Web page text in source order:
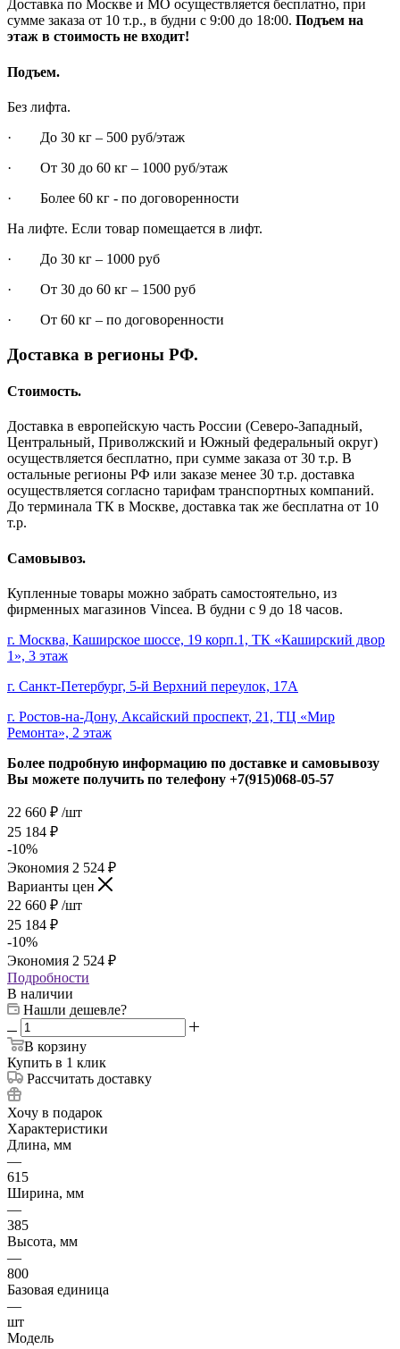
Доставка по Москве и МО осуществляется бесплатно, при
сумме заказа от 10 т.р., в будни с 9:00 до 18:00. Подъем на
этаж в стоимость не входит!
Подъем.
Без лифта.
· До 30 кг – 500 руб/этаж
· От 30 до 60 кг – 1000 руб/этаж
· Более 60 кг - по договоренности
На лифте. Если товар помещается в лифт.
· До 30 кг – 1000 руб
· От 30 до 60 кг – 1500 руб
· От 60 кг – по договоренности
Доставка в регионы РФ.
Стоимость.
Доставка в европейскую часть России (Северо-Западный,
Центральный, Приволжский и Южный федеральный округ)
осуществляется бесплатно, при сумме заказа от 30 т.р. В
остальные регионы РФ или заказе менее 30 т.р. доставка
осуществляется согласно тарифам транспортных компаний.
До терминала ТК в Москве, доставка так же бесплатна от 10
т.р.
Самовывоз.
Купленные товары можно забрать самостоятельно, из
фирменных магазинов Vincea. В будни с 9 до 18 часов.
г. Москва, Каширское шоссе, 19 корп.1, ТК «Каширский двор
1», 3 этаж
г. Санкт-Петербург, 5-й Верхний переулок, 17А
г. Ростов-на-Дону, Аксайский проспект, 21, ТЦ «Мир
Ремонта», 2 этаж
Более подробную информацию по доставке и самовывозу
Вы можете получить по телефону +7(915)068-05-57
22 660 ₽ /шт
25 184 ₽
-10%
Экономия 2 524 ₽
Варианты цен
22 660 ₽ /шт
25 184 ₽
-10%
Экономия 2 524 ₽
Подробности
В наличии
Нашли дешевле?
В корзину
Купить в 1 клик
Рассчитать доставку
Хочу в подарок
Характеристики
Длина, мм
—
615
Ширина, мм
—
385
Высота, мм
—
800
Базовая единица
—
шт
Модель